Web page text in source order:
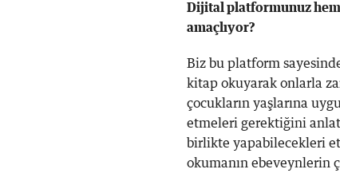
Dijital platformunuz
amaçlıyor?
Biz bu platform
kitap okuyarak onlarla
çocukların yaşlarına
etmeleri gerektiğini
birlikte yapabilecekleri
okumanın ebeveynlerin